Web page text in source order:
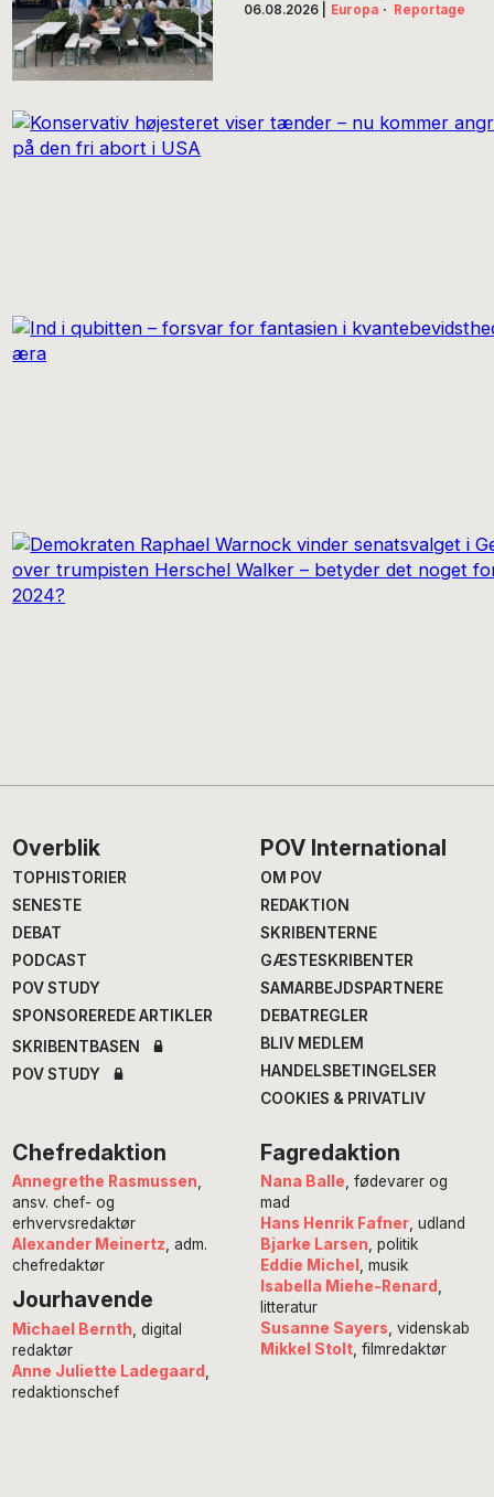
06.08.2026 Europa · Reportage
Footer
Overblik
TOPHISTORIER
SENESTE
DEBAT
PODCAST
POV STUDY
SPONSOREREDE ARTIKLER
SKRIBENTBASEN
POV STUDY
POV International
OM POV
REDAKTION
SKRIBENTERNE
GÆSTESKRIBENTER
SAMARBEJDSPARTNERE
DEBATREGLER
BLIV MEDLEM
HANDELSBETINGELSER
COOKIES & PRIVATLIV
Chefredaktion
Annegrethe Rasmussen,
ansv. chef- og
erhvervsredaktør
Alexander Meinertz, adm.
chefredaktør
Jourhavende
Michael Bernth, digital
redaktør
Anne Juliette Ladegaard ,
redaktionschef
Fagredaktion
Nana Balle, fødevarer og
mad
Hans Henrik Fafner, udland
Bjarke Larsen, politik
Eddie Michel , musik
Isabella Miehe-Renard ,
litteratur
Susanne Sayers, videnskab
Mikkel Stolt, filmredaktør